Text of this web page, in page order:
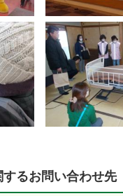
るお問い合わせ先